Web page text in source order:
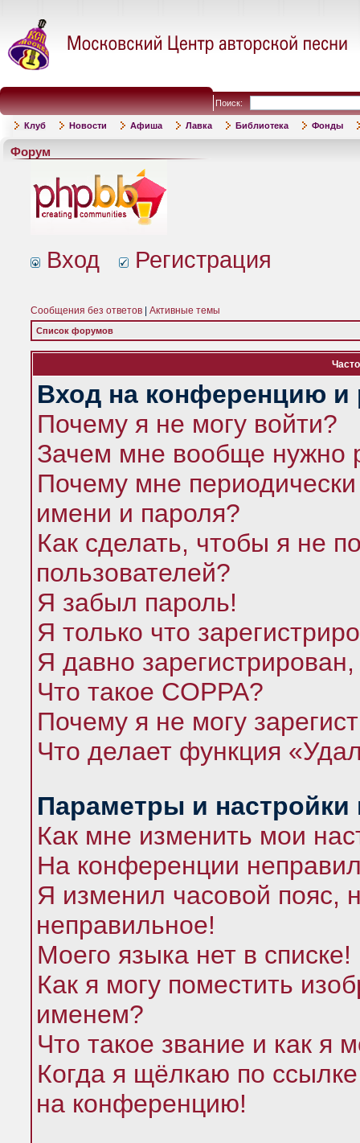
Поиск:
Клуб Новости Афиша Лавка Библиотека Фонды
Форум
Вход Регистрация
Сообщения без ответов Активные темы
Список форумов
Вход на конференцию и
Почему я не могу войти?
Зачем мне вообще нужно
Почему мне
имени и пароля?
Как сделать, чтобы я не
пользователей?
Я забыл пароль!
Я только что
Я давно
Что такое COPPA?
Почему я не могу
Что делает функция
Параметры и настройки
Как мне изменить мои
На конференции
Я изменил часовой пояс,
неправильное!
Моего языка нет в списке!
Как я могу поместить
именем?
Что такое звание и как я
Когда я щёлкаю по
на конференцию!